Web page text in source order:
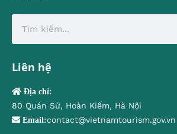
Liên hệ
Địa chỉ:
80 Quán Sứ, Hoàn Kiếm, Hà Nội
Email:contact@vietnamtourism.gov.vn